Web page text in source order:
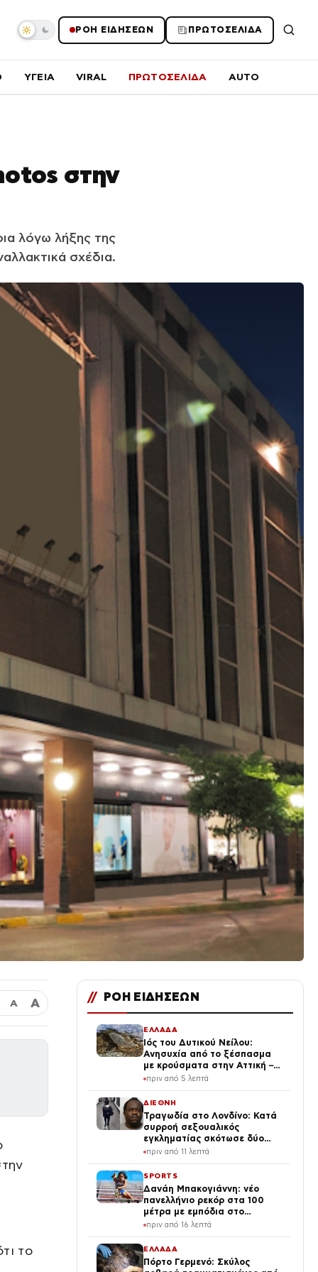
ΡΟΗ ΕΙΔΗΣΕΩΝ ΠΡΩΤΟΣΕΛΙΔΑ
ΥΓΕΙΑ VIRAL ΠΡΩΤΟΣΕΛΙΔΑ AUTO
στην
λόγω λήξης της
σχέδια.
Α Α
το
// ΡΟΗ ΕΙΔΗΣΕΩΝ
ΕΛΛΑΔΑ
Ιός του Δυτικού Νείλου:
Ανησυχία από το ξέσπασμα
με κρούσματα στην Αττική –
«Καμπανάκι» από τον Ιατρικό
προστασία της δημόσιας
υγείας
πριν από 5 λεπτά
ΔΙΕΘΝΗ
Τραγωδία στο Λονδίνο: Κατά
συρροή σεξουαλικός
εγκληματίας σκότωσε δύο
γυναίκες ενώ ήταν ελεύθερος
αστυνομίας
πριν από 11 λεπτά
SPORTS
Δανάη Μπακογιάννη: νέο
πανελλήνιο ρεκόρ στα 100
μέτρα με εμπόδια στο
παγκόσμιο πρωτάθλημα Κ20
πριν από 16 λεπτά
ΕΛΛΑΔΑ
Πόρτο Γερμενό: Σκύλος